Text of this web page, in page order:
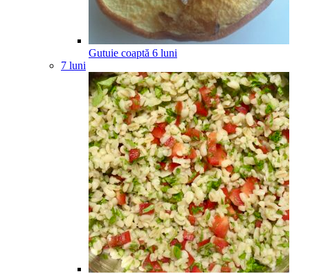
Gutuie coaptă 6 luni
7 luni